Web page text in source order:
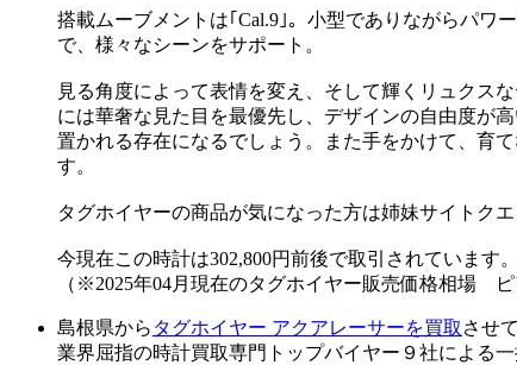
搭載ムーブメントは｢Cal.9｣。小型でありながらパワ
で、様々なシーンをサポート。
見る角度によって表情を変え、そして輝くリュクス
には華奢な見た目を最優先し、デザインの自由度が
置かれる存在になるでしょう。また手をかけて、育
す。
タグホイヤーの商品が気になった方は姉妹サイトク
今現在この時計は302,800円前後で取引されています。
（※2025年04月現在のタグホイヤー販売価格相場 ピ
島根県から タグホイヤー アクアレーサーを買取 させ
業界屈指の時計買取専門トップバイヤー９社による